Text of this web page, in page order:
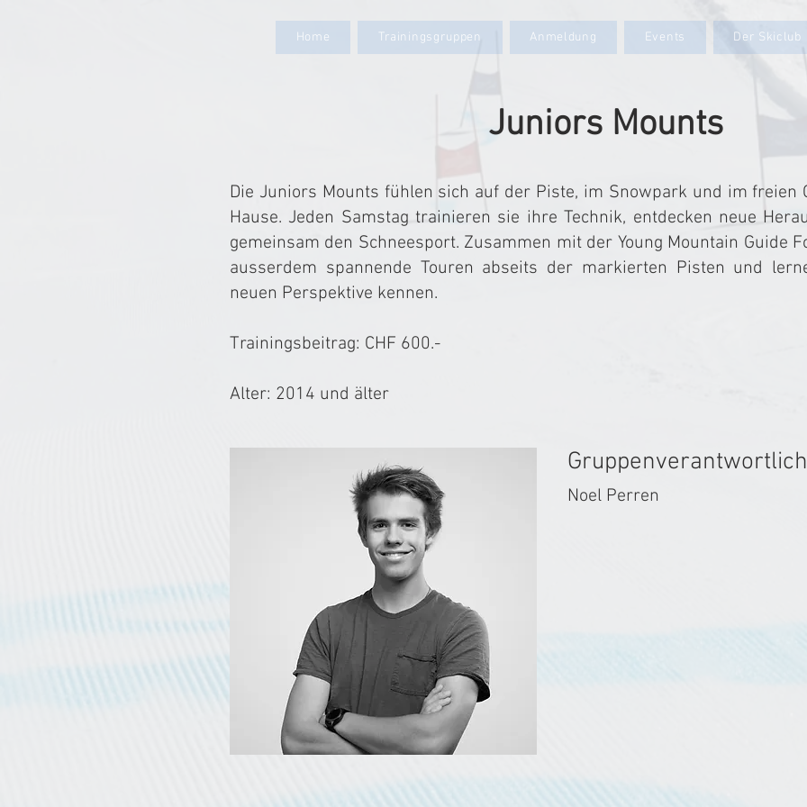
Home Trainingsgruppen Anmeldung Events Der Skiclub
Juniors Mounts
Die Juniors Mounts fühlen sich auf der Piste, im Snowpark und im freien
Hause. Jeden Samstag trainieren sie ihre Technik, entdecken neue
gemeinsam den Schneesport. Zusammen mit der Young Mountain Guide
ausserdem spannende Touren abseits der markierten Pisten und
neuen Perspektive kennen.
Trainingsbeitrag: CHF 600.-
Alter: 2014 und älter
Noel Perren